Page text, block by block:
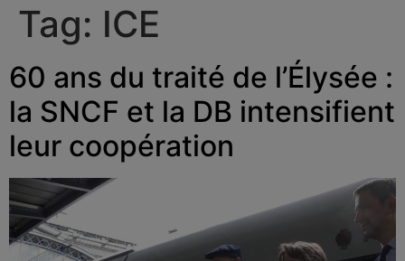
Tag: ICE
60 ans du traité de l’Élysée :
la SNCF et la DB intensifient
leur coopération